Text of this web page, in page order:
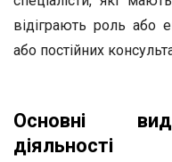
відіграють роль або
або постійних
Основні
діяльності